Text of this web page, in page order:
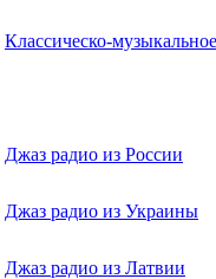
Классическо-
Джаз радио из России
Джаз радио из Украины
Джаз радио из Латвии